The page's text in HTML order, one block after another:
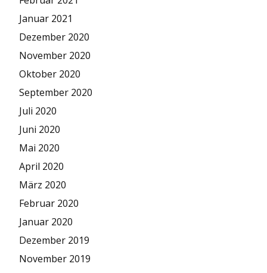
Januar 2021
Dezember 2020
November 2020
Oktober 2020
September 2020
Juli 2020
Juni 2020
Mai 2020
April 2020
März 2020
Februar 2020
Januar 2020
Dezember 2019
November 2019